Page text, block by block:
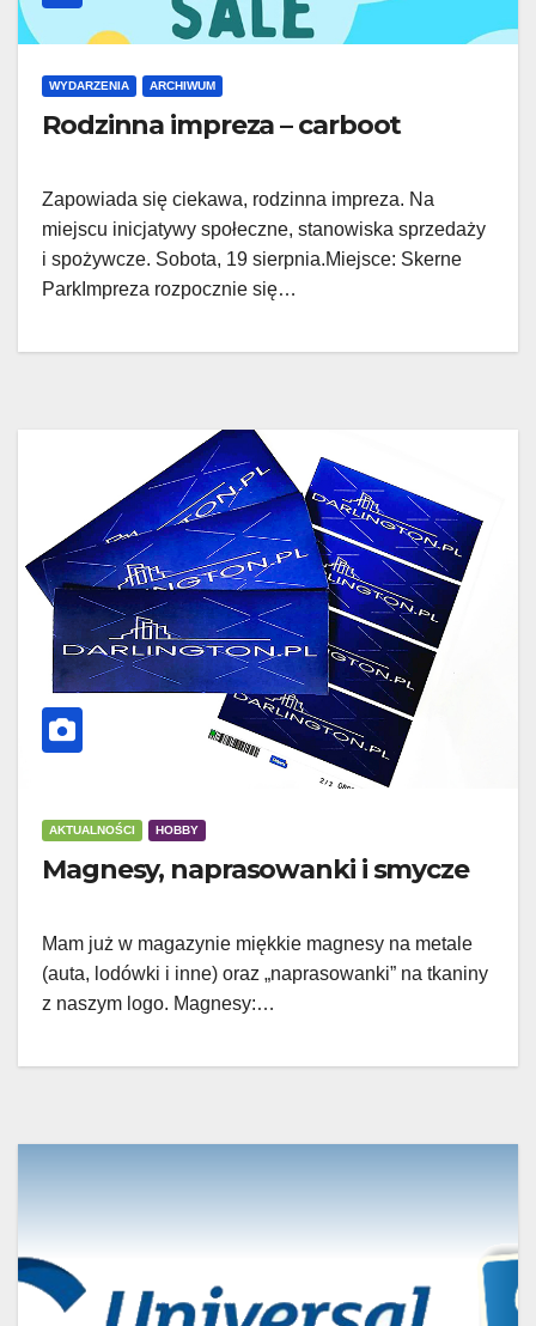
WYDARZENIA ARCHIWUM
Rodzinna impreza – carboot
Zapowiada się ciekawa, rodzinna impreza. Na
miejscu inicjatywy społeczne, stanowiska sprzedaży
i spożywcze. Sobota, 19 sierpnia.Miejsce: Skerne
ParkImpreza rozpocznie się…
AKTUALNOŚCI HOBBY
Magnesy, naprasowanki i smycze
Mam już w magazynie miękkie magnesy na metale
(auta, lodówki i inne) oraz „naprasowanki” na tkaniny
z naszym logo. Magnesy:…